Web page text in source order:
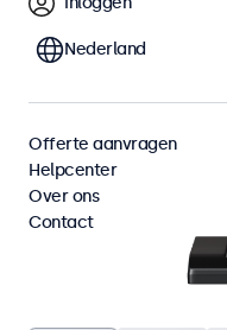
Nederland
Offerte aanvragen
Helpcenter
Over ons
Contact